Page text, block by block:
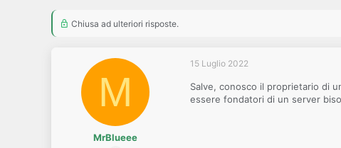
i
Chiusa ad ulteriori risposte.
M
MrBlueee
15 Luglio 2022
Salve, conosco il proprietario di
essere fondatori di un server